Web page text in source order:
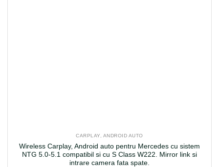
CARPLAY, ANDROID AUTO
Wireless Carplay, Android auto pentru Mercedes cu sistem
NTG 5.0-5.1 compatibil si cu S Class W222. Mirror link si
intrare camera fata spate.